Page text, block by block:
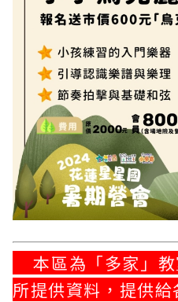
本區為「多家」教
所提供資料，提供